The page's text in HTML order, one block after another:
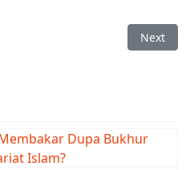
Pengobatan Sakit Jantung
Next
Next